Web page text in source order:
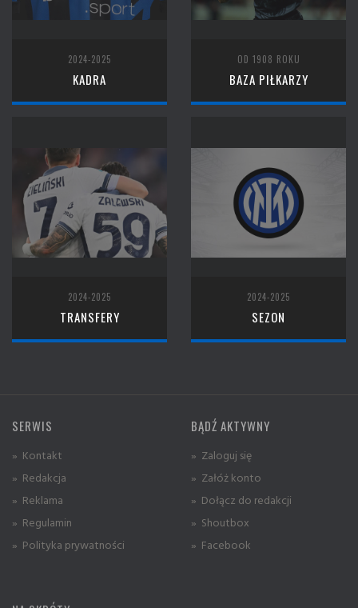
2024-2025
KADRA
OD 1908 ROKU
BAZA PIŁKARZY
2024-2025
TRANSFERY
2024-2025
SEZON
SERWIS
» Kontakt
» Redakcja
» Reklama
» Regulamin
» Polityka prywatności
BĄDŹ AKTYWNY
» Zaloguj się
» Załóż konto
» Dołącz do redakcji
» Shoutbox
» Facebook